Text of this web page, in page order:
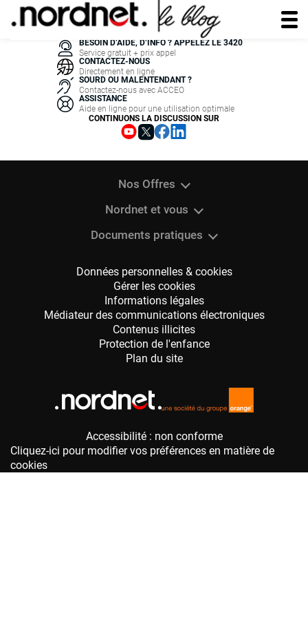
Accessibilité : non conforme
Cliquez-ici pour modifier vos préférences en matière de
cookies